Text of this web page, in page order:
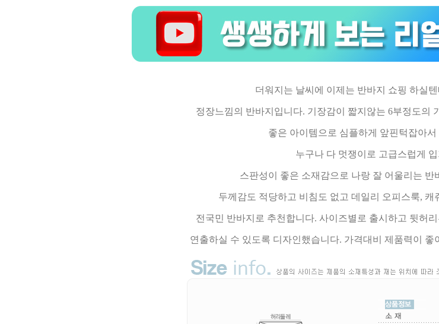
더워지는 날씨에 이제는 반바지 쇼핑 하실
정장느낌의 반바지입니다. 기장감이 짧지않는 6부정도의
좋은 아이템으로 심플하게 앞핀턱잡아
누구나 다 멋쟁이로 고급스럽게
스판성이 좋은 소재감으로 나랑 잘 어울리는 반
두께감도 적당하고 비침도 없고 데일리 오피스룩, 캐
전국민 반바지로 추천합니다. 사이즈별로 출시하고 뒷허
연출하실 수 있도록 디자인했습니다. 가격대비 제품력이